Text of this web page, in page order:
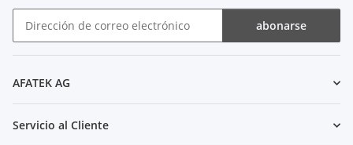
abonarse
AFATEK AG
Servicio al Cliente